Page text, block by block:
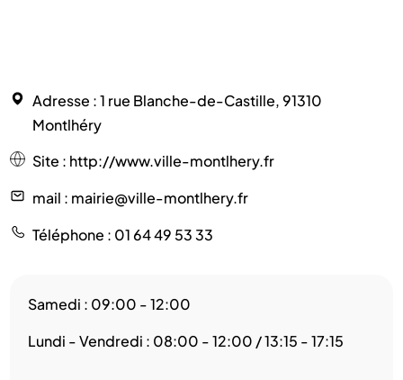
Adresse : 1 rue Blanche-de-Castille, 91310
Montlhéry
Site : http://www.ville-montlhery.fr
mail : mairie@ville-montlhery.fr
Téléphone : 01 64 49 53 33
Samedi : 09:00 - 12:00
Lundi - Vendredi : 08:00 - 12:00 / 13:15 - 17:15